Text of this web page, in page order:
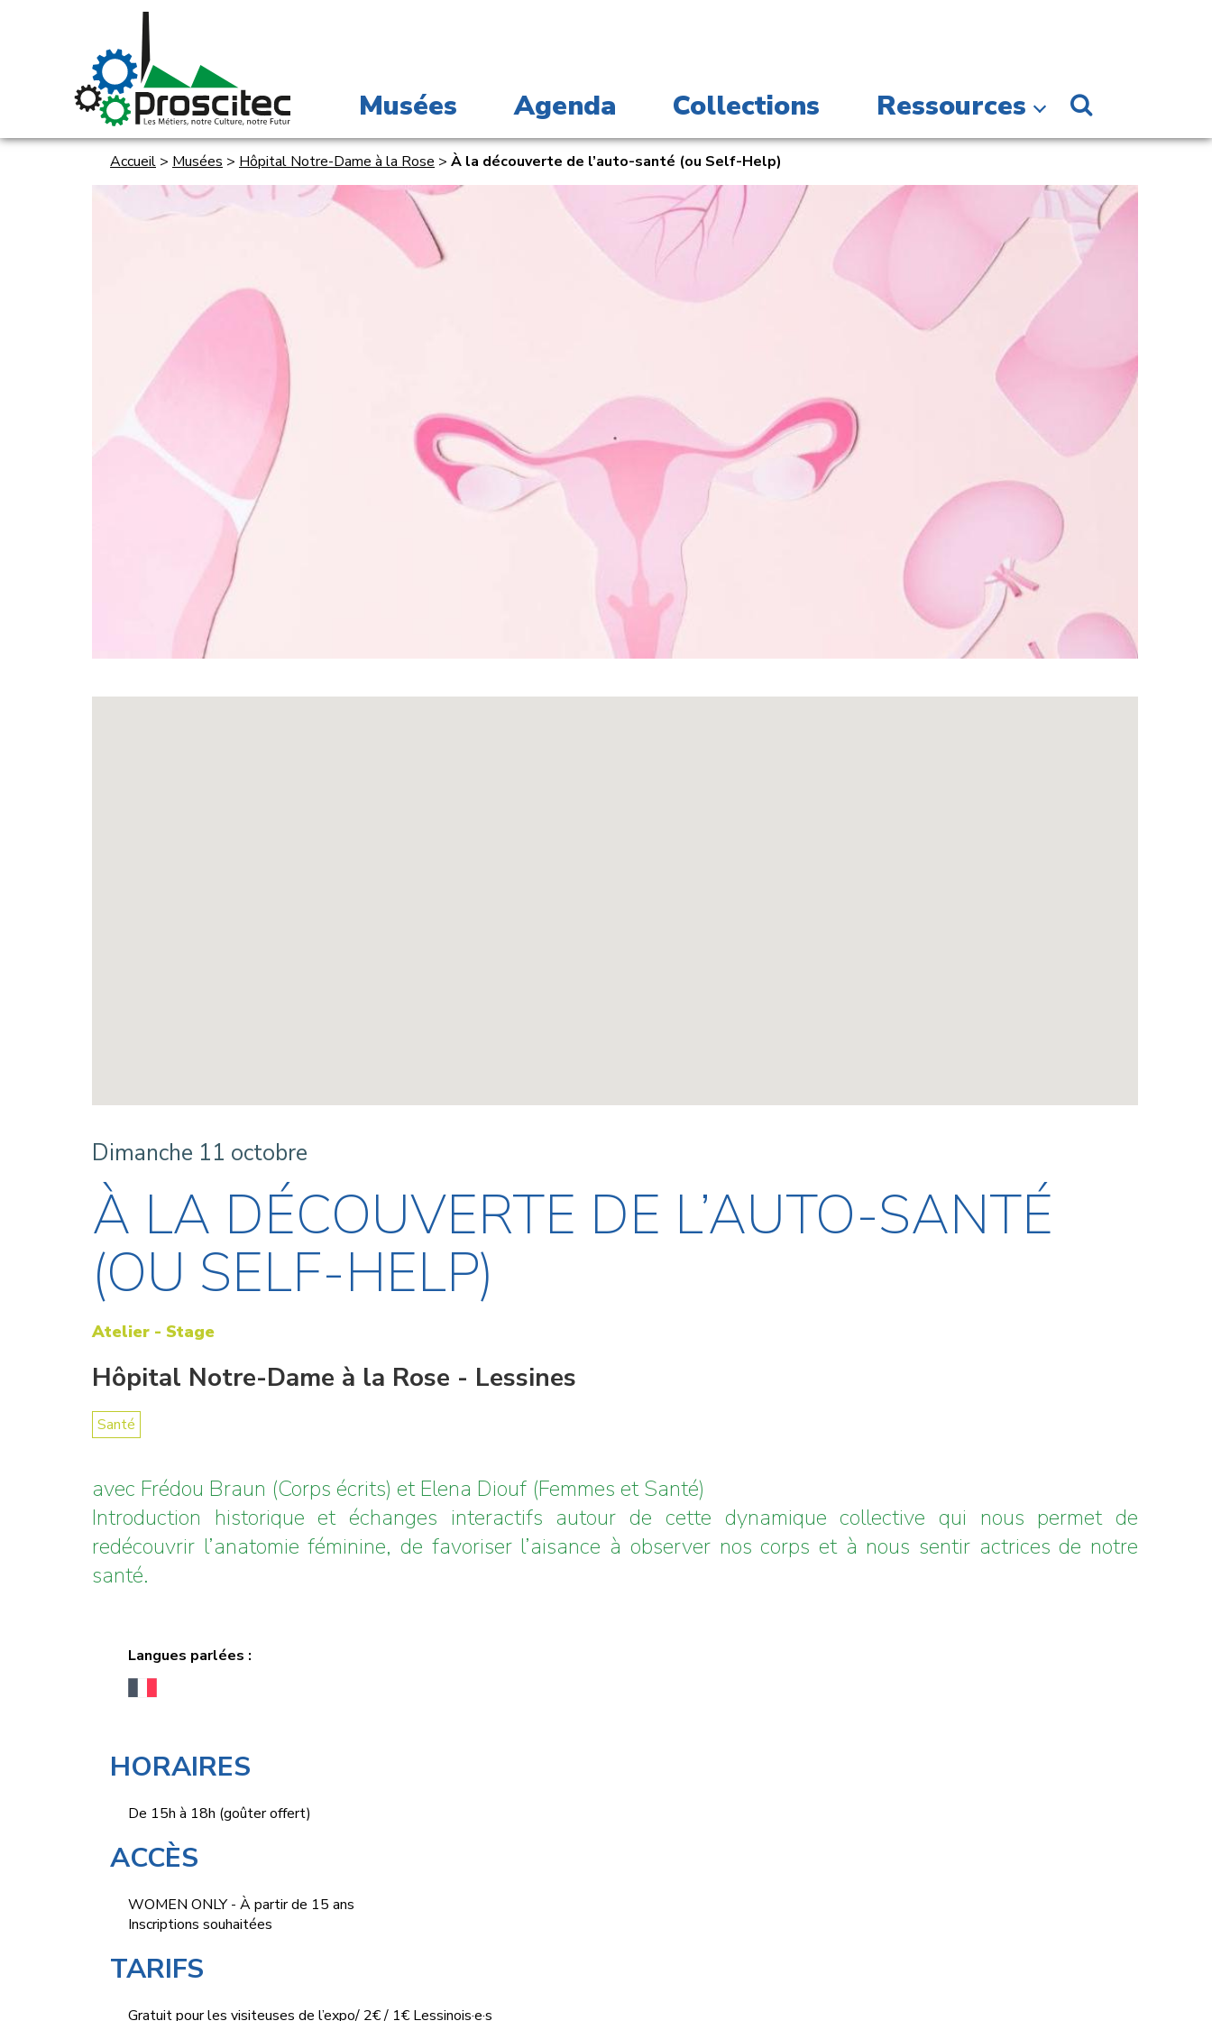
Musées Agenda Collections Ressources
Accueil > Musées > Hôpital Notre-Dame à la Rose > À la découverte de l’auto-santé (ou Self-Help)
Dimanche 11 octobre
À LA DÉCOUVERTE DE L’AUTO-SANTÉ
(OU SELF-HELP)
Atelier - Stage
Hôpital Notre-Dame à la Rose - Lessines
Santé
avec Frédou Braun (Corps écrits) et Elena Diouf (Femmes et Santé)
Introduction historique et échanges interactifs autour de cette dynamique collective qui nous permet de
redécouvrir l’anatomie féminine, de favoriser l’aisance à observer nos corps et à nous sentir actrices de notre
santé.
Langues parlées :
HORAIRES
De 15h à 18h (goûter offert)
ACCÈS
WOMEN ONLY - À partir de 15 ans
Inscriptions souhaitées
TARIFS
Gratuit pour les visiteuses de l’expo/ 2€ / 1€ Lessinois·e·s